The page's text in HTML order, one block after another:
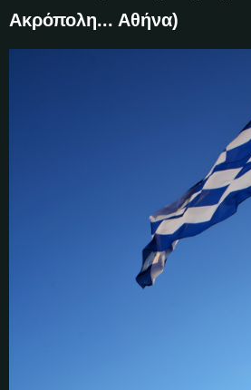
Ακρόπολη... Αθήνα)